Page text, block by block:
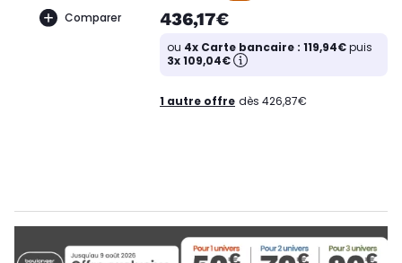
Comparer 436,17€
ou 4x Carte bancaire : 119,94€puis
3x 109,04€
1 autre offre dès 426,87€